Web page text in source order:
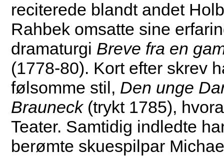
reciterede blandt andet
Rahbek omsatte sine
dramaturgi Breve fra en
(1778-80). Kort efter skrev
følsomme stil, Den unge
Brauneck(trykt 1785),
Teater. Samtidig indledte
berømte skuespilpar